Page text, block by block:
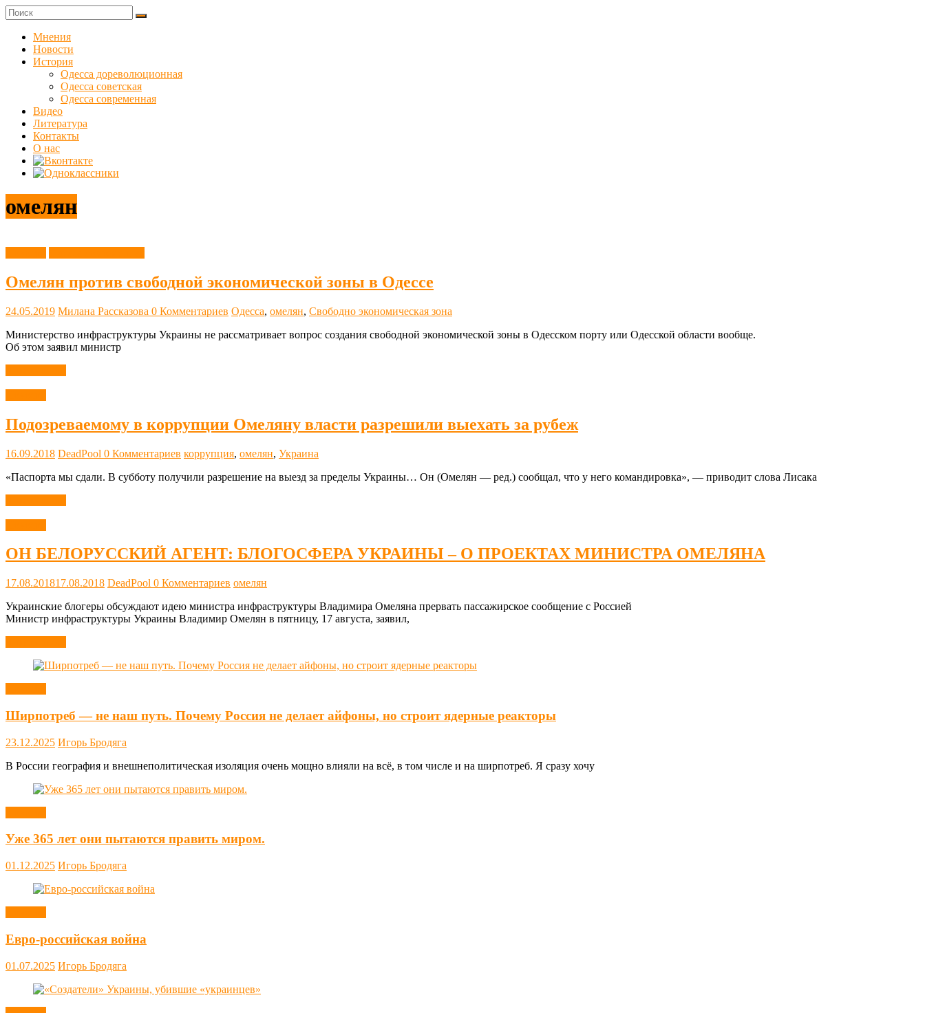
Skip
to
content
Куликовец
Сайт
одесского
сопротивления
Мнения
Новости
История
Одесса дореволюционная
Одесса советская
Одесса современная
Видео
Литература
Контакты
О нас
омелян
Омелян против свободной экономической зоны в Одессе
24.05.2019 Милана Рассказова 0 Комментариев Одесса, омелян, Свободно экономическая зона
Министерство инфраструктуры Украины не рассматривает вопрос создания свободной экономической зоны в Одесском порту или Одесской области вообще.
Об этом заявил министр
Подозреваемому в коррупции Омеляну власти разрешили выехать за рубеж
16.09.2018 DeadPool 0 Комментариев коррупция, омелян, Украина
«Паспорта мы сдали. В субботу получили разрешение на выезд за пределы Украины… Он (Омелян — ред.) сообщал, что у него командировка», — приводит слова Лисака
ОН БЕЛОРУССКИЙ АГЕНТ: БЛОГОСФЕРА УКРАИНЫ – О ПРОЕКТАХ МИНИСТРА ОМЕЛЯНА
17.08.201817.08.2018 DeadPool 0 Комментариев омелян
Украинские блогеры обсуждают идею министра инфраструктуры Владимира Омеляна прервать пассажирское сообщение с Россией
Министр инфраструктуры Украины Владимир Омелян в пятницу, 17 августа, заявил,
Ширпотреб — не наш путь. Почему Россия не делает айфоны, но строит ядерные реакторы
23.12.2025 Игорь Бродяга
В России география и внешнеполитическая изоляция очень мощно влияли на всё, в том числе и на ширпотреб. Я сразу хочу
Уже 365 лет они пытаются править миром.
01.12.2025 Игорь Бродяга
Евро-российская война
01.07.2025 Игорь Бродяга